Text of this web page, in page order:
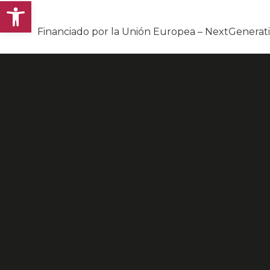
Financiado por la Unión Europea –
Abrir barra de herramientas